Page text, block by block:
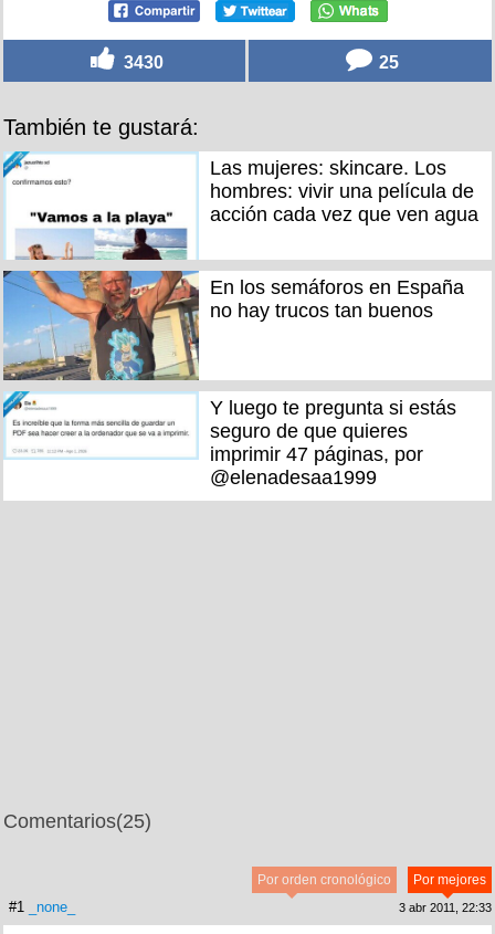
3430 25
También te gustará:
Las mujeres: skincare. Los
hombres: vivir una película de
acción cada vez que ven agua
En los semáforos en España
no hay trucos tan buenos
Y luego te pregunta si estás
seguro de que quieres
imprimir 47 páginas, por
@elenadesaa1999
Comentarios(25)
Por mejores
Por orden cronológico
#1 _none_ 3 abr 2011, 22:33